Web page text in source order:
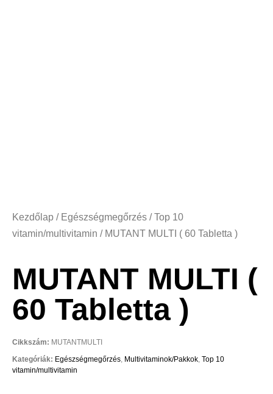
Kezdőlap / Egészségmegőrzés /Top 10
vitamin/multivitamin / MUTANT MULTI ( 60 Tabletta )
MUTANT MULTI (
60 Tabletta )
Cikkszám: MUTANTMULTI
Kategóriák: Egészségmegőrzés, Multivitaminok/Pakkok, Top 10
vitamin/multivitamin